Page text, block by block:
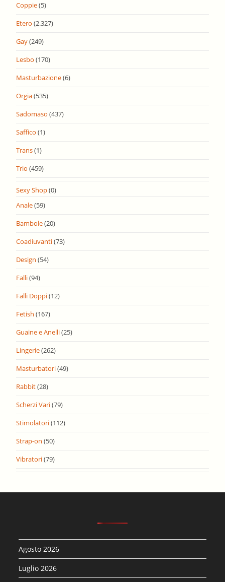
Coppie(5)
Etero (2.327)
Gay(249)
Lesbo (170)
Masturbazione(6)
Orgia(535)
Sadomaso (437)
Saffico (1)
Trans(1)
Trio (459)
Sexy Shop(0)
Anale(59)
Bambole(20)
Coadiuvanti(73)
Design (54)
Falli(94)
Falli Doppi(12)
Fetish (167)
Guaine e Anelli(25)
Lingerie(262)
Masturbatori(49)
Rabbit(28)
Scherzi Vari(79)
Stimolatori(112)
Strap-on (50)
Vibratori(79)
Agosto 2026
Luglio 2026